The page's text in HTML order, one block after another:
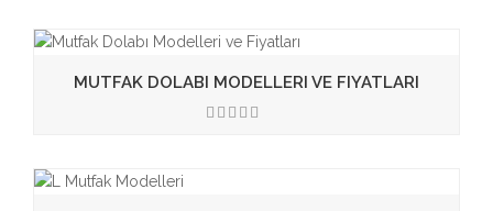
MUTFAK DOLABI MODELLERI VE FIYATLARI